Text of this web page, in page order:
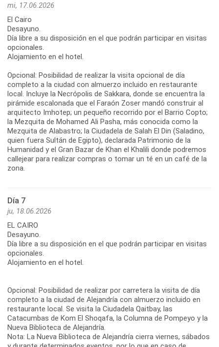
mi, 17.06.2026
El Cairo
Desayuno.
Día libre a su disposición en el que podrán participar en visitas
opcionales.
Alojamiento en el hotel.
Opcional: Posibilidad de realizar la visita opcional de día
completo a la ciudad con almuerzo incluido en restaurante
local. Incluye la Necrópolis de Sakkara, donde se encuentra la
pirámide escalonada que el Faraón Zoser mandó construir al
arquitecto Imhotep; un pequeño recorrido por el Barrio Copto;
la Mezquita de Mohamed Ali Pasha, más conocida como la
Mezquita de Alabastro; la Ciudadela de Salah El Din (Saladino,
quien fuera Sultán de Egipto), declarada Patrimonio de la
Humanidad y el Gran Bazar de Khan el Khalili donde podremos
callejear para realizar compras o tomar un té en un café de la
zona.
Día 7
ju, 18.06.2026
EL CAIRO
Desayuno.
Día libre a su disposición en el que podrán participar en visitas
opcionales.
Alojamiento en el hotel.
Opcional: Posibilidad de realizar por carretera la visita de día
completo a la ciudad de Alejandría con almuerzo incluido en
restaurante local. Se visita la Ciudadela Qaitbay, las
Catacumbas de Kom El Shoqafa, la Columna de Pompeyo y la
Nueva Biblioteca de Alejandría.
Nota: La Nueva Biblioteca de Alejandría cierra viernes, sábados